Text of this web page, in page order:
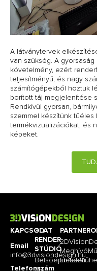
A látványtervek
van szükség. A
követelmény, ezért
teljesítményű, és nagy
számítógépekből hoztuk
borított táj megjelenítése
Rendkívül gyorsan,
szemmel készítünk
termékvizualizációkat, és
képeket.
KAPCSOLAT
Email
info@3dvisiondesign.hu
Telefonszám
3D
RENDER
STÚDIÓ
Belsőépítészeti
3D